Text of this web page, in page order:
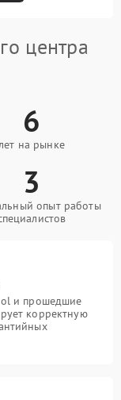
центра
6
лет на рынке
3
опыт работы
и прошедшие
корректную